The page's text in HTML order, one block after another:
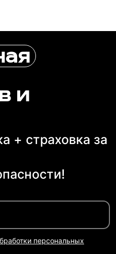
и
+ страховка за
персональных